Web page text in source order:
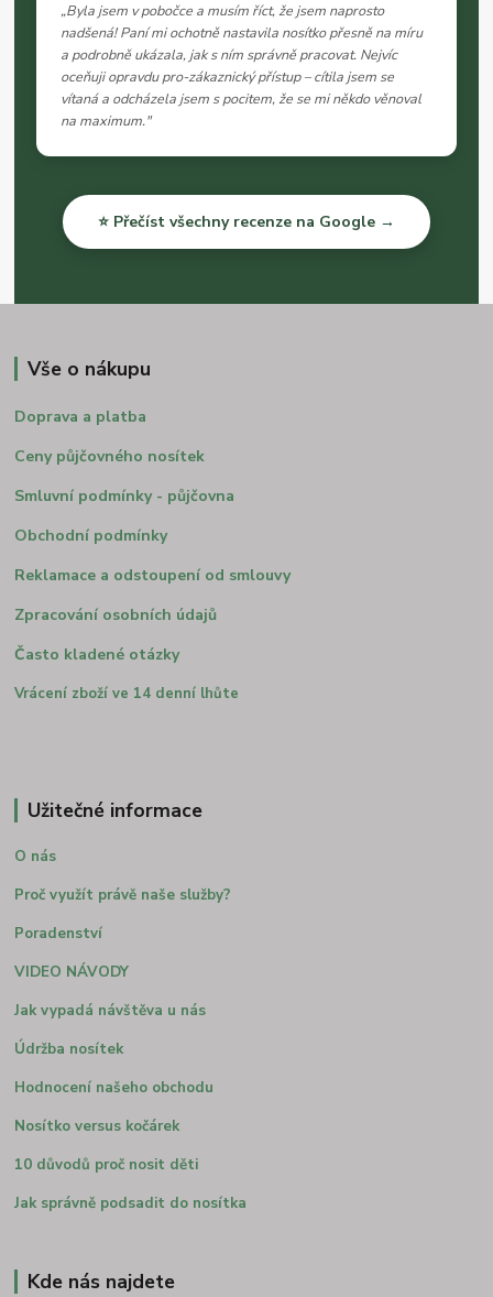
„Byla jsem v pobočce a musím říct, že jsem naprosto
nadšená! Paní mi ochotně nastavila nosítko přesně na míru
a podrobně ukázala, jak s ním správně pracovat. Nejvíc
oceňuji opravdu pro-zákaznický přístup – cítila jsem se
vítaná a odcházela jsem s pocitem, že se mi někdo věnoval
na maximum."
⭐ Přečíst všechny recenze na Google →
Vše o nákupu
Doprava a platba
Ceny půjčovného nosítek
Smluvní podmínky - půjčovna
Obchodní podmínky
Reklamace a odstoupení od smlouvy
Zpracování osobních údajů
Často kladené otázky
Vrácení zboží ve 14 denní lhůte
Užitečné informace
O nás
Proč využít právě naše služby?
Poradenství
VIDEO NÁVODY
Jak vypadá návštěva u nás
Údržba nosítek
Hodnocení našeho obchodu
Nosítko versus kočárek
10 důvodů proč nosit děti
Jak správně podsadit do nosítka
Kde nás najdete